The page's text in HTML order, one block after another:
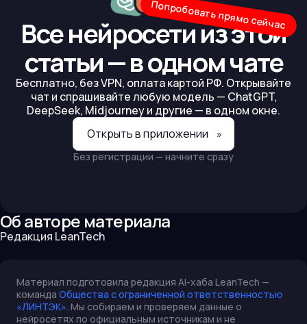
Все нейросети из этой
статьи — в одном чате
Попробовать прямо сейчас
Бесплатно, без VPN, оплата картой РФ. Открывайте
чат и спрашивайте любую модель — ChatGPT,
DeepSeek, Midjourney и другие — в одном окне.
Открыть в приложении
»
Без регистрации — начните сразу
Об авторе материала
Редакция LeanTech
Материал подготовила редакция AI-хаба LeanTech —
команда Общества с ограниченной ответственностью
«ЛИНТЭК». Мы собираем и проверяем данные о
нейросетях по официальным источникам и не